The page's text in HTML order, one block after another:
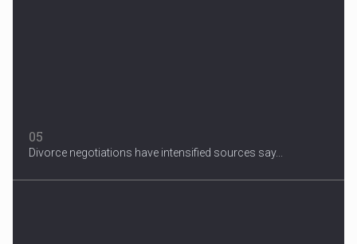
05
Divorce negotiations have intensified sources say...